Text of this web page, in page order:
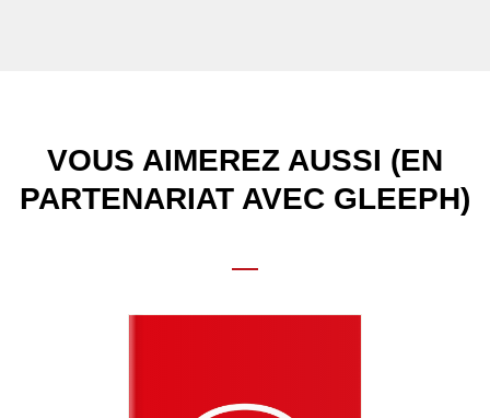
VOUS AIMEREZ AUSSI (EN
PARTENARIAT AVEC GLEEPH)